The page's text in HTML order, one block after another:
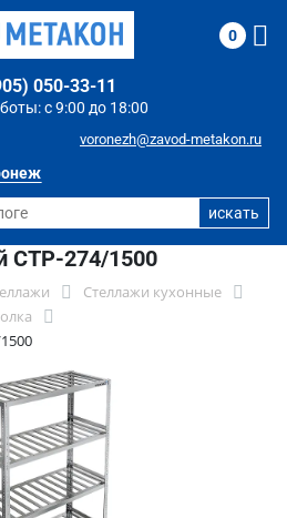
с 9:00 до 18:00
050-33-11
voronezh@zavod-metakon.ru
0
СТР-274/1500
Стеллажи кухонные